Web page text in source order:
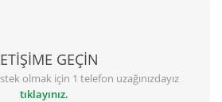
GEÇİN
olmak için 1 telefon uzağınızdayız
tıklayınız.